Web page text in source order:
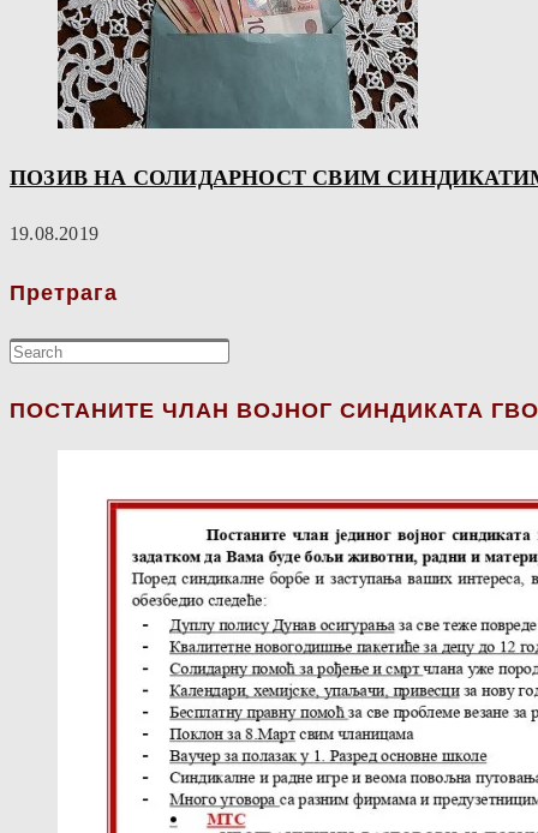
ПОЗИВ НА СОЛИДАРНОСТ СВИМ
19.08.2019
Претрага
ПОСТАНИТЕ ЧЛАН ВОЈНОГ СИНДИКАТА